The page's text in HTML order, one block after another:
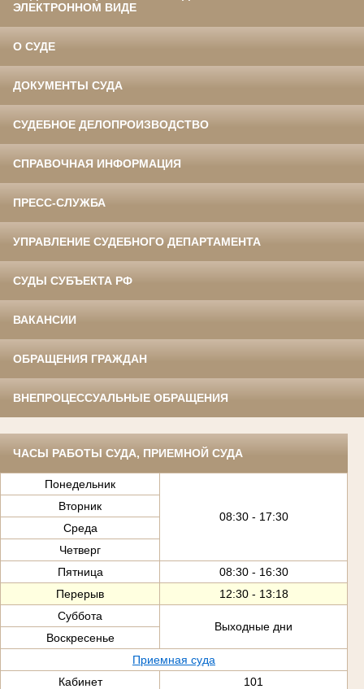
ЭЛЕКТРОННОМ ВИДЕ
О СУДЕ
ДОКУМЕНТЫ СУДА
СУДЕБНОЕ ДЕЛОПРОИЗВОДСТВО
СПРАВОЧНАЯ ИНФОРМАЦИЯ
ПРЕСС-СЛУЖБА
УПРАВЛЕНИЕ СУДЕБНОГО ДЕПАРТАМЕНТА
СУДЫ СУБЪЕКТА РФ
ВАКАНСИИ
ОБРАЩЕНИЯ ГРАЖДАН
ВНЕПРОЦЕССУАЛЬНЫЕ ОБРАЩЕНИЯ
ЧАСЫ РАБОТЫ СУДА, ПРИЕМНОЙ СУДА
Понедельник
08:30 - 17:30
Вторник
Среда
Четверг
Пятница
08:30 - 16:30
Перерыв
12:30 - 13:18
Суббота
Выходные дни
Воскресенье
Приемная суда
Кабинет
101